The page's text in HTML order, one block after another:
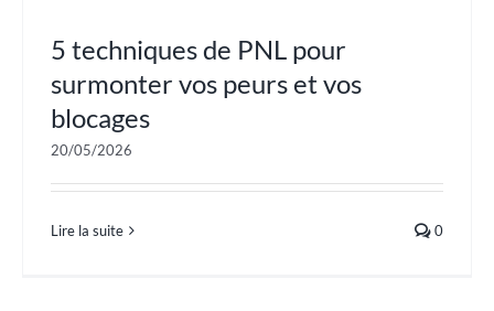
5 techniques de PNL pour
surmonter vos peurs et vos
blocages
20/05/2026
Lire la suite 0